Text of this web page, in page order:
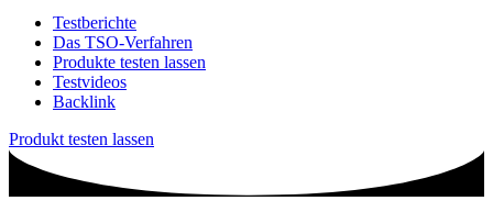
Testberichte
Das TSO-Verfahren
Produkte testen lassen
Testvideos
Backlink
Produkt testen lassen